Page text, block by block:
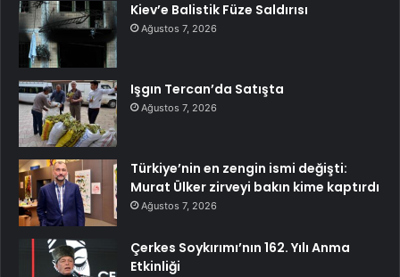
Kiev’e Balistik Füze Saldırısı
Ağustos 7, 2026
Işgın Tercan’da Satışta
Ağustos 7, 2026
Türkiye’nin en zengin ismi değişti:
Murat Ülker zirveyi bakın kime kaptırdı
Ağustos 7, 2026
Çerkes Soykırımı’nın 162. Yılı Anma
Etkinliği